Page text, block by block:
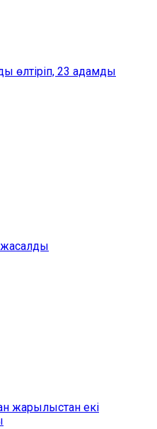
өлтіріп, 23 адамды
жасалды
жарылыстан екі